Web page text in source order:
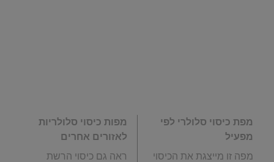
מפת כיסוי סלולרי לפי
מפעיל
מפה זו מייצגת את הכיסוי
מפות כיסוי סלולריות
לאזורים אחרים
ראה גם כיסוי הרשת